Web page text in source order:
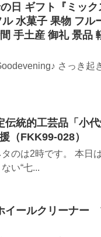
日 ギフト『ミック
水菓子 果物 フル
手土産 御礼 景品
さっき起
伝統的工芸品「小
FKK99-028）
のは2時です。 本日
い“七...
イールクリーナ